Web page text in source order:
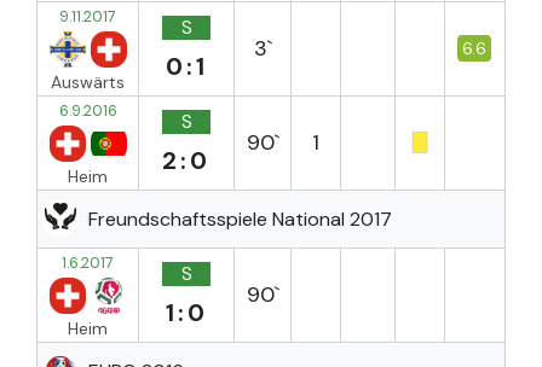
9.11.2017
Auswärts
S
0:1
3` 6.6
6.9.2016
Heim
S
2:0
90` 1
Freundschaftsspiele National 2017
1.6.2017
Heim
S
1:0
90`